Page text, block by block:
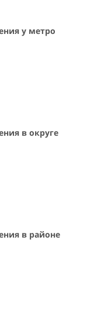
у метро
в округе
в районе